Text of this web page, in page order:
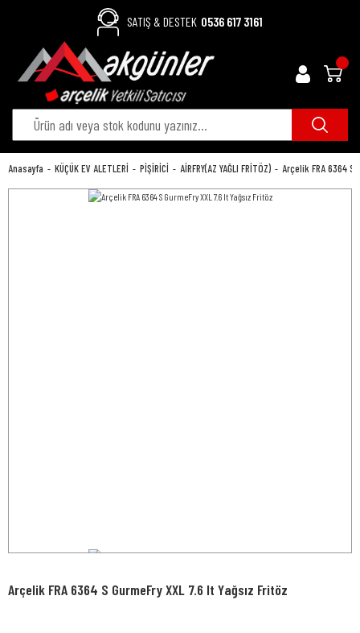
SATIŞ & DESTEK 0536 617 3161
Anasayfa KÜÇÜK EV ALETLERİ PİŞİRİCİ AİRFRY(AZ YAĞLI FRİTÖZ) Arçelik FRA 6364 S
Arçelik FRA 6364 S GurmeFry XXL 7.6 lt Yağsız Fritöz